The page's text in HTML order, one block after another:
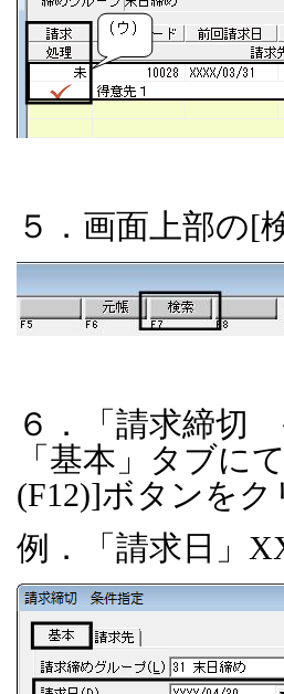
５．画面上部の[
６．「請求締切
「基本」タブに
(F12)]ボタンをク
例．「請求日」